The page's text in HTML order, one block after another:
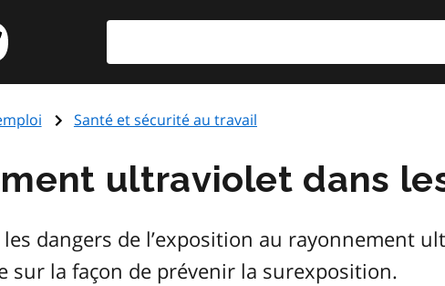
Santé et sécurité au travail
ultraviolet dans
dangers de l’exposition au rayonnement
sur la façon de prévenir la surexposition.